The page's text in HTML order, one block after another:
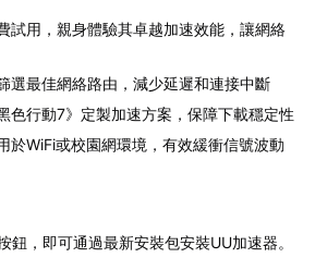
試用，親身體驗其卓越加速效能，讓網絡
選最佳網絡路由，減少延遲和連接中斷
色行動7》定製加速方案，保障下載穩定性
於WiFi或校園網環境，有效緩衝信號波動
鈕，即可通過最新安裝包安裝UU加速器。